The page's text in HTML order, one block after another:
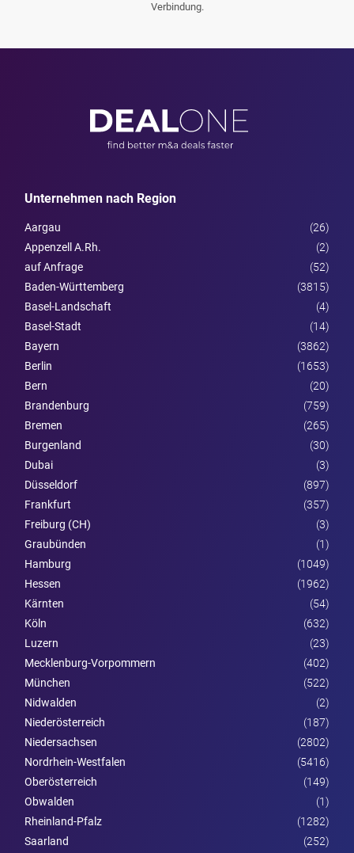
Verbindung.
Unternehmen nach Region
Aargau
(26)
Appenzell A.Rh.
(2)
auf Anfrage
(52)
Baden-Württemberg
(3815)
Basel-Landschaft
(4)
Basel-Stadt
(14)
Bayern
(3862)
Berlin
(1653)
Bern
(20)
Brandenburg
(759)
Bremen
(265)
Burgen­land
(30)
Dubai
(3)
Düsseldorf
(897)
Frankfurt
(357)
Freiburg (CH)
(3)
Graubünden
(1)
Hamburg
(1049)
Hessen
(1962)
Kärnten
(54)
Köln
(632)
Luzern
(23)
Mecklenburg-Vorpommern
(402)
München
(522)
Nidwalden
(2)
Nieder­österreich
(187)
Niedersachsen
(2802)
Nordrhein-Westfalen
(5416)
Ober­österreich
(149)
Obwalden
(1)
Rheinland-Pfalz
(1282)
Saarland
(252)